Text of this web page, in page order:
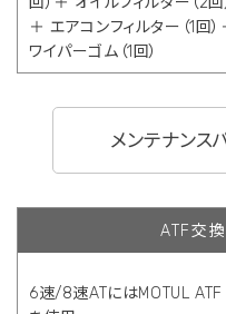
＋ エアコンフィルター（1回
ワイパーゴム（1回）
メンテナンス
ATF交換
6速/8速ATにはMOTUL